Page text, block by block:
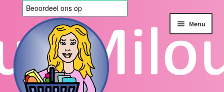
door
naar
navigatie
de
inhoud
Menu